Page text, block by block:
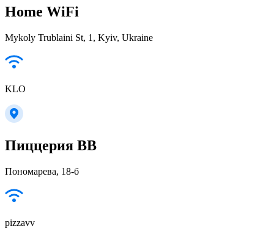
Home WiFi
Mykoly Trublaini St, 1, Kyiv, Ukraine
KLO
Пиццерия ВВ
Пономарева, 18-б
pizzavv